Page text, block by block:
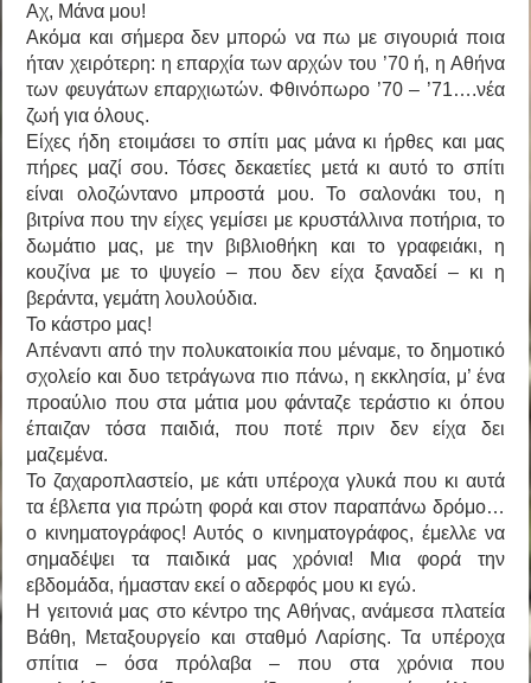
Αχ, Μάνα μου!
Ακόμα και σήμερα δεν μπορώ να πω με σιγουριά ποια
ήταν χειρότερη: η επαρχία των αρχών του ’70 ή, η Αθήνα
των φευγάτων επαρχιωτών. Φθινόπωρο ’70 – ’71….νέα
ζωή για όλους.
Είχες ήδη ετοιμάσει το σπίτι μας μάνα κι ήρθες και μας
πήρες μαζί σου. Τόσες δεκαετίες μετά κι αυτό το σπίτι
είναι ολοζώντανο μπροστά μου. Το σαλονάκι του, η
βιτρίνα που την είχες γεμίσει με κρυστάλλινα ποτήρια, το
δωμάτιο μας, με την βιβλιοθήκη και το γραφειάκι, η
κουζίνα με το ψυγείο – που δεν είχα ξαναδεί – κι η
βεράντα, γεμάτη λουλούδια.
Το κάστρο μας!
Απέναντι από την πολυκατοικία που μέναμε, το δημοτικό
σχολείο και δυο τετράγωνα πιο πάνω, η εκκλησία, μ’ ένα
προαύλιο που στα μάτια μου φάνταζε τεράστιο κι όπου
έπαιζαν τόσα παιδιά, που ποτέ πριν δεν είχα δει
μαζεμένα.
Το ζαχαροπλαστείο, με κάτι υπέροχα γλυκά που κι αυτά
τα έβλεπα για πρώτη φορά και στον παραπάνω δρόμο…
ο κινηματογράφος! Αυτός ο κινηματογράφος, έμελλε να
σημαδέψει τα παιδικά μας χρόνια! Μια φορά την
εβδομάδα, ήμασταν εκεί ο αδερφός μου κι εγώ.
Η γειτονιά μας στο κέντρο της Αθήνας, ανάμεσα πλατεία
Βάθη, Μεταξουργείο και σταθμό Λαρίσης. Τα υπέροχα
σπίτια – όσα πρόλαβα – που στα χρόνια που